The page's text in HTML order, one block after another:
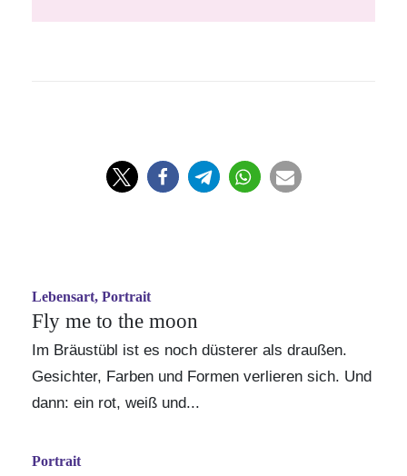
Lebensart, Portrait
Fly me to the moon
Im Bräustübl ist es noch düsterer als draußen.
Gesichter, Farben und Formen verlieren sich. Und
dann: ein rot, weiß und...
Portrait